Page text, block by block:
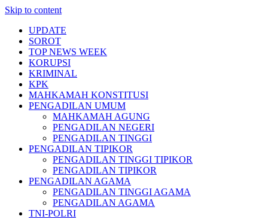
Skip to content
UPDATE
SOROT
TOP NEWS WEEK
KORUPSI
KRIMINAL
KPK
MAHKAMAH KONSTITUSI
PENGADILAN UMUM
MAHKAMAH AGUNG
PENGADILAN NEGERI
PENGADILAN TINGGI
PENGADILAN TIPIKOR
PENGADILAN TINGGI TIPIKOR
PENGADILAN TIPIKOR
PENGADILAN AGAMA
PENGADILAN TINGGI AGAMA
PENGADILAN AGAMA
TNI-POLRI